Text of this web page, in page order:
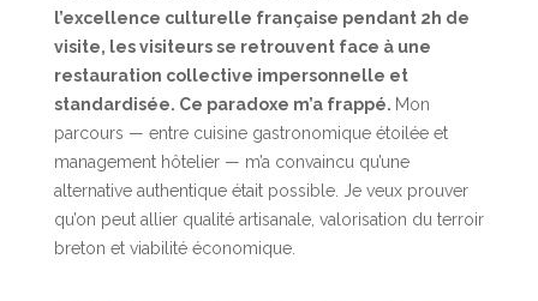
l’excellence culturelle française pendant 2h de
visite, les visiteurs se retrouvent face à une
restauration collective impersonnelle et
standardisée. Ce paradoxe m’a frappé. Mon
parcours — entre cuisine gastronomique étoilée et
management hôtelier — m’a convaincu qu’une
alternative authentique était possible. Je veux prouver
qu’on peut allier qualité artisanale, valorisation du terroir
breton et viabilité économique.